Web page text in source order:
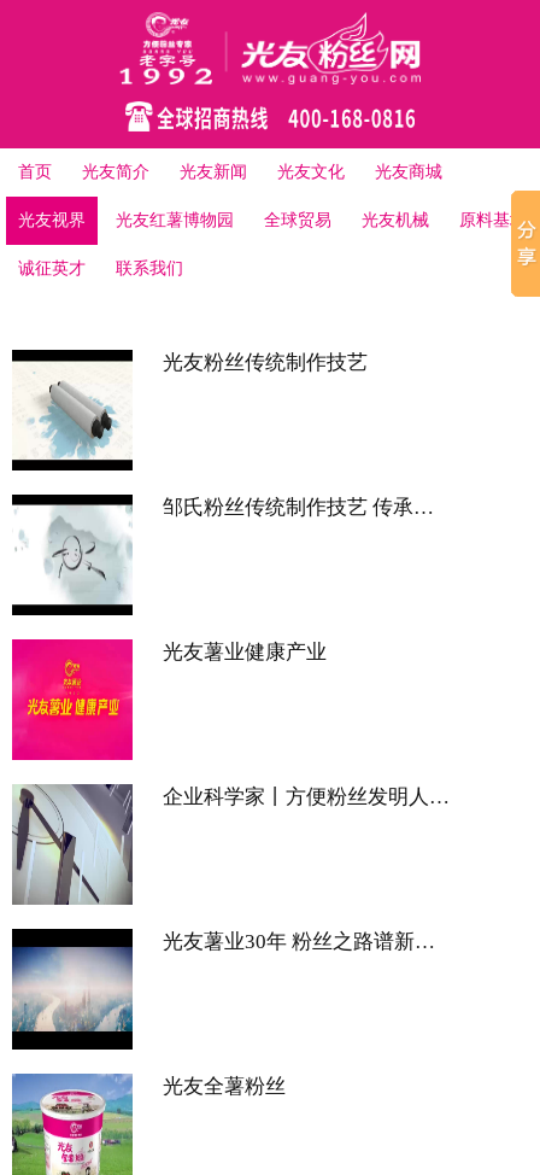
首页 光友简介 光友新闻 光友文化 光友商城
光友视界 光友红薯博物园 全球贸易 光友机械 原料基地
诚征英才 联系我们
光友粉丝传统制作技艺
邹氏粉丝传统制作技艺 传承人邹光友
光友薯业健康产业
企业科学家丨方便粉丝发明人邹光友：科技创业点亮新“薯”光
光友薯业30年 粉丝之路谱新篇 视频最终稿
光友全薯粉丝